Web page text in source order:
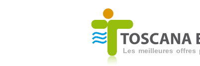
Les meilleures